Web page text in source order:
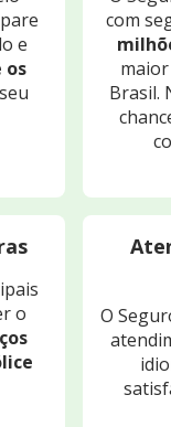
e
os
com
Brasil.
o
O